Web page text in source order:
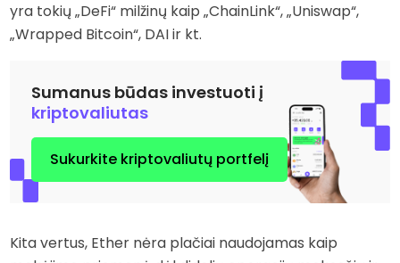
yra tokių „DeFi“ milžinų kaip „ChainLink“, „Uniswap“,
„Wrapped Bitcoin“, DAI ir kt.
Sumanus būdas investuoti į
kriptovaliutas
Sukurkite kriptovaliutų portfelį
Kita vertus, Ether nėra plačiai naudojamas kaip